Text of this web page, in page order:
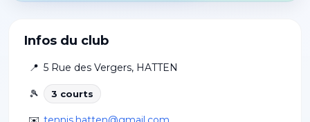
Infos du club
📍 5 Rue des Vergers, HATTEN
🎾 3 courts